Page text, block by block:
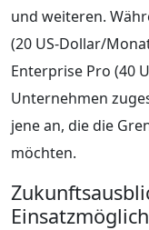
und weiteren.
(20 US-Dollar/
Enterprise Pro (40
Unternehmen
jene an, die die
möchten.